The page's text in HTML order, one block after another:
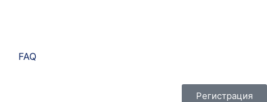
FAQ
Регистрация